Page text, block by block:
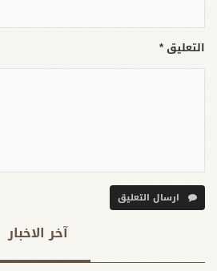
التعليق *
ارسال التعليق
آخر الاخبار